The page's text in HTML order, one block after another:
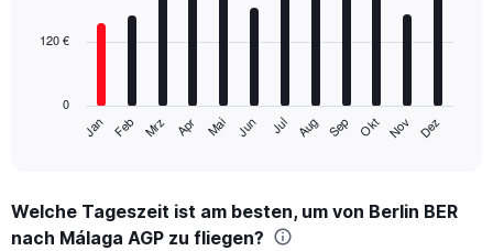
The
Range:
12
Jan Feb Mrz Apr Mai Jun Jul Aug Sep Okt Nov Dez
0
120 €
Welche Tageszeit ist am besten, um von Berlin BER
nach Málaga AGP zu fliegen?